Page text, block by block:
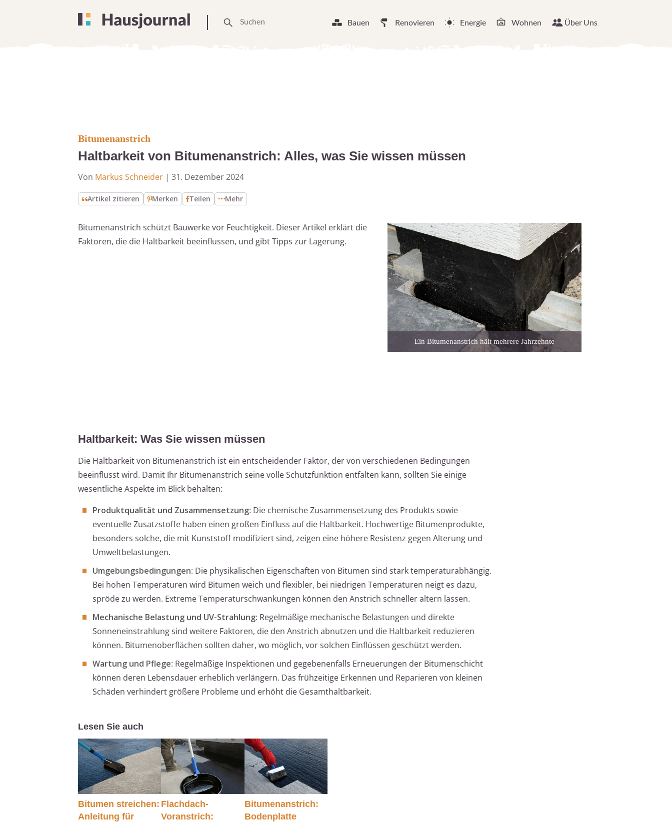
Bauen Renovieren Energie Wohnen Über Uns
Bitumenanstrich
Haltbarkeit von Bitumenanstrich: Alles, was Sie wissen müssen
Von Markus Schneider | 31. Dezember 2024
Artikel zitieren Merken Teilen Mehr
Bitumenanstrich schützt Bauwerke vor Feuchtigkeit. Dieser Artikel erklärt die
Faktoren, die die Haltbarkeit beeinflussen, und gibt Tipps zur Lagerung.
Ein Bitumenanstrich hält mehrere Jahrzehnte
Haltbarkeit: Was Sie wissen müssen
Die Haltbarkeit von Bitumenanstrich ist ein entscheidender Faktor, der von verschiedenen Bedingungen
beeinflusst wird. Damit Ihr Bitumenanstrich seine volle Schutzfunktion entfalten kann, sollten Sie einige
wesentliche Aspekte im Blick behalten:
Produktqualität und Zusammensetzung: Die chemische Zusammensetzung des Produkts sowie
eventuelle Zusatzstoffe haben einen großen Einfluss auf die Haltbarkeit. Hochwertige Bitumenprodukte,
besonders solche, die mit Kunststoff modifiziert sind, zeigen eine höhere Resistenz gegen Alterung und
Umweltbelastungen.
Umgebungsbedingungen: Die physikalischen Eigenschaften von Bitumen sind stark temperaturabhängig.
Bei hohen Temperaturen wird Bitumen weich und flexibler, bei niedrigen Temperaturen neigt es dazu,
spröde zu werden. Extreme Temperaturschwankungen können den Anstrich schneller altern lassen.
Mechanische Belastung und UV-Strahlung: Regelmäßige mechanische Belastungen und direkte
Sonneneinstrahlung sind weitere Faktoren, die den Anstrich abnutzen und die Haltbarkeit reduzieren
können. Bitumenoberflächen sollten daher, wo möglich, vor solchen Einflüssen geschützt werden.
Wartung und Pflege: Regelmäßige Inspektionen und gegebenenfalls Erneuerungen der Bitumenschicht
können deren Lebensdauer erheblich verlängern. Das frühzeitige Erkennen und Reparieren von kleinen
Schäden verhindert größere Probleme und erhöht die Gesamthaltbarkeit.
Lesen Sie auch
Bitumen streichen:
Anleitung für
Flachdach-
Voranstrich:
Bitumenanstrich:
Bodenplatte